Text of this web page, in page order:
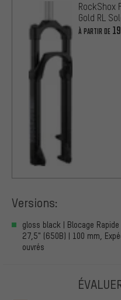
RockShox
Gold RL
À PARTIR DE
Versions:
gloss black | Blocage
27,5" (650B) | 100 mm,
ouvrés